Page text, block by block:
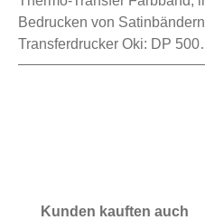
Bedrucken von
Transferdrucker Oki: DP
Kunden kauften auch